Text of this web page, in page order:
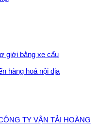
TY VẬN TẢI HOÀNG